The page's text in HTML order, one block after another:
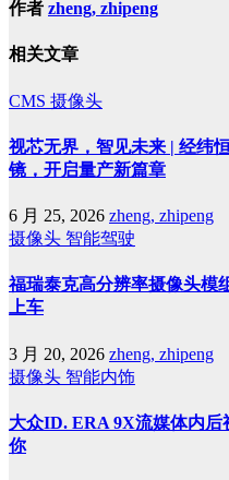
作者 zheng, zhipeng
相关文章
CMS 摄像头
视芯无界，智见未来 | 经纬
镜，开启量产新篇章
6 月 25, 2026 zheng, zhipeng
摄像头 智能驾驶
福瑞泰克高分辨率摄像头模
上车
3 月 20, 2026 zheng, zhipeng
摄像头 智能内饰
大众ID. ERA 9X流媒体内
你